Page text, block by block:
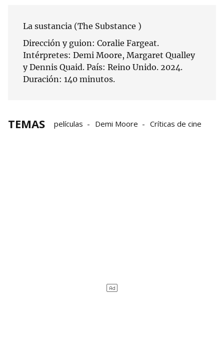
La sustancia (The Substance )
Dirección y guion: Coralie Fargeat.
Intérpretes: Demi Moore, Margaret Qualley
y Dennis Quaid. País: Reino Unido. 2024.
Duración: 140 minutos.
TEMAS películas Demi Moore Críticas de cine